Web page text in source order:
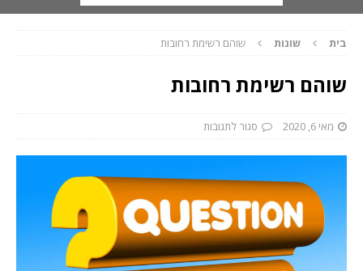
בית שונות שוהם רשימת רחובות
שוהם רשימת רחובות
מאי 6, 2020 סגור לתגובות